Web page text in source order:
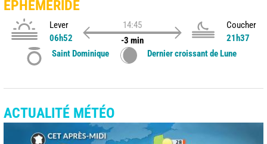
ÉPHÉMÉRIDE
Lever
06h52
14:45
-3 min
Coucher
21h37
Saint Dominique
Dernier croissant de Lune
ACTUALITÉ MÉTÉO